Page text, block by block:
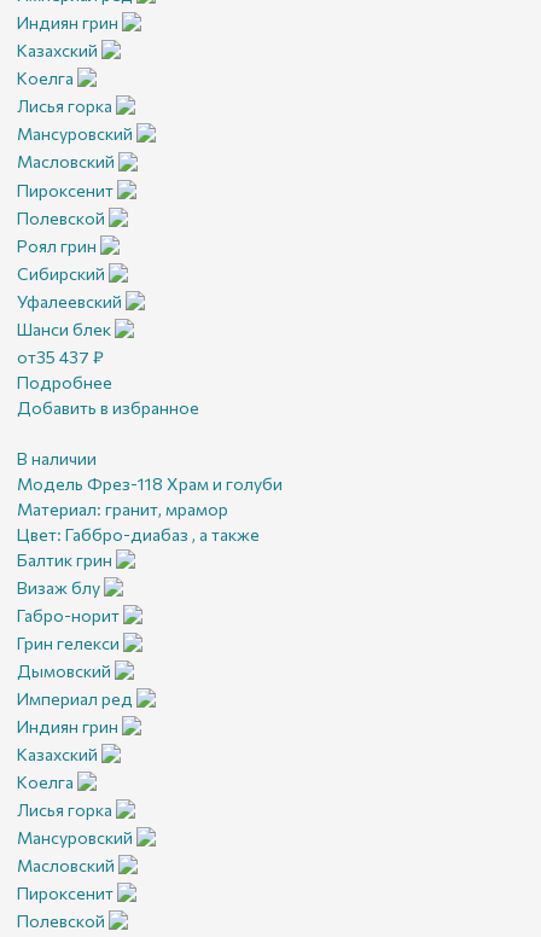
Индиян грин
Казахский
Коелга
Лисья горка
Мансуровский
Масловский
Пироксенит
Полевской
Роял грин
Сибирский
Уфалеевский
Шанси блек
от35 437 ₽
Подробнее
Добавить в избранное
В наличии
Модель Фрез-118 Храм и голуби
Материал: гранит, мрамор
Цвет: Габбро-диабаз , а также
Балтик грин
Визаж блу
Габро-норит
Грин гелекси
Дымовский
Империал ред
Индиян грин
Казахский
Коелга
Лисья горка
Мансуровский
Масловский
Пироксенит
Полевской